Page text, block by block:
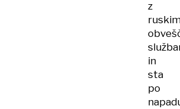
z
in
sta
po